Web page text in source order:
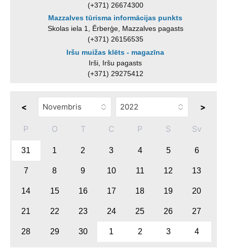
(+371) 26674300
Mazzalves tūrisma informācijas punkts
Skolas iela 1, Ērberģe, Mazzalves pagasts
(+371) 26156535
Iršu muižas klēts - magazīna
Irši, Iršu pagasts
(+371) 29275412
< >
P O T C P S Sv
31 1 2 3 4 5 6
7 8 9 10 11 12 13
14 15 16 17 18 19 20
21 22 23 24 25 26 27
28 29 30 1 2 3 4